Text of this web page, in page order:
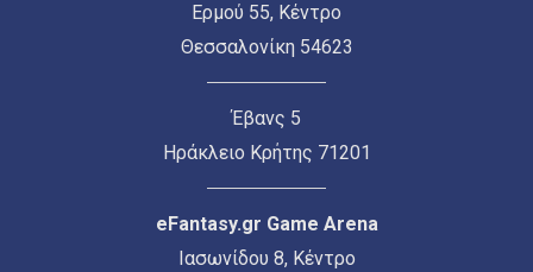
Ερμού 55, Κέντρο
Θεσσαλονίκη 54623
Έβανς 5
Ηράκλειο Κρήτης 71201
eFantasy.gr Game Arena
Ιασωνίδου 8, Κέντρο